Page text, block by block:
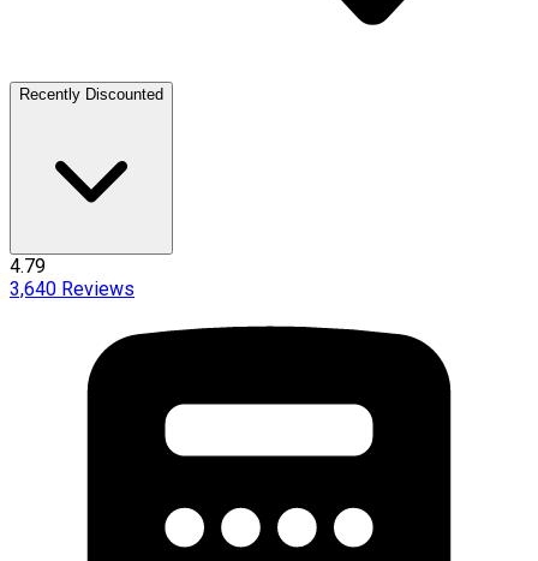
Recently Discounted
4.79
3,640 Reviews